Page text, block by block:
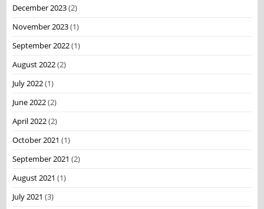
December 2023(2)
November 2023(1)
September 2022(1)
August 2022(2)
July 2022(1)
June 2022(2)
April 2022(2)
October 2021 (1)
September 2021 (2)
August 2021 (1)
July 2021 (3)